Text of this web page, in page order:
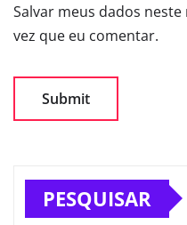
Salvar meus dados
vez que eu comentar.
PESQUISAR